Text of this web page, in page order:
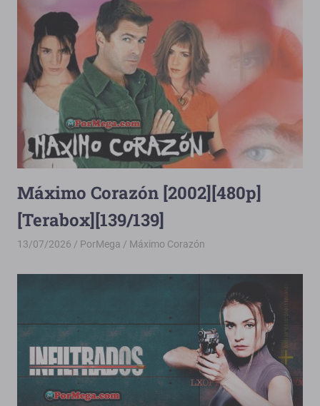
Máximo Corazón [2002][480p]
[Terabox][139/139]
13/07/2026 PorMega Máximo Corazón